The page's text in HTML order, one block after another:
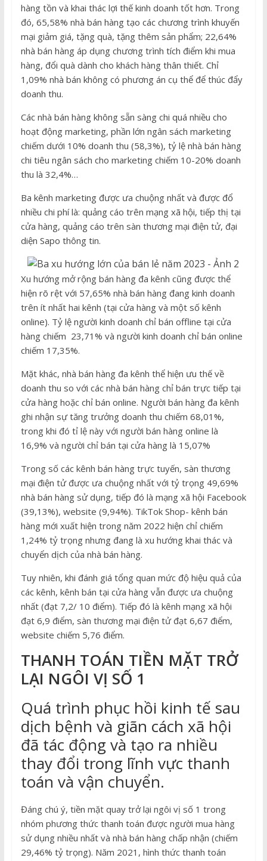
hàng tồn và khai thác lợi thế kinh doanh tốt hơn. Trong
đó, 65,58% nhà bán hàng tạo các chương trình khuyến
mại giảm giá, tặng quà, tặng thêm sản phẩm; 22,64%
nhà bán hàng áp dụng chương trình tích điểm khi mua
hàng, đổi quà dành cho khách hàng thân thiết. Chỉ
1,09% nhà bán không có phương án cụ thể để thúc đẩy
doanh thu.
Các nhà bán hàng không sẵn sàng chi quá nhiều cho
hoạt động marketing, phần lớn ngân sách marketing
chiếm dưới 10% doanh thu (58,3%), tỷ lệ nhà bán hàng
chi tiêu ngân sách cho marketing chiếm 10-20% doanh
thu là 32,4%…
Ba kênh marketing được ưa chuộng nhất và được đổ
nhiều chi phí là: quảng cáo trên mạng xã hội, tiếp thị tại
cửa hàng, quảng cáo trên sàn thương mại điện tử, đại
diện Sapo thông tin.
Xu hướng mở rộng bán hàng đa kênh cũng được thể
hiện rõ rệt với 57,65% nhà bán hàng đang kinh doanh
trên ít nhất hai kênh (tại cửa hàng và một số kênh
online). Tỷ lệ người kinh doanh chỉ bán offline tại cửa
hàng chiếm 23,71% và người kinh doanh chỉ bán online
chiếm 17,35%.
Mặt khác, nhà bán hàng đa kênh thể hiện ưu thế về
doanh thu so với các nhà bán hàng chỉ bán trực tiếp tại
cửa hàng hoặc chỉ bán online. Người bán hàng đa kênh
ghi nhận sự tăng trưởng doanh thu chiếm 68,01%,
trong khi đó tỉ lệ này với người bán hàng online là
16,9% và người chỉ bán tại cửa hàng là 15,07%
Trong số các kênh bán hàng trực tuyến, sàn thương
mại điện tử được ưa chuộng nhất với tỷ trọng 49,69%
nhà bán hàng sử dụng, tiếp đó là mạng xã hội Facebook
(39,13%), website (9,94%). TikTok Shop- kênh bán
hàng mới xuất hiện trong năm 2022 hiện chỉ chiếm
1,24% tỷ trọng nhưng đang là xu hướng khai thác và
chuyển dịch của nhà bán hàng.
Tuy nhiên, khi đánh giá tổng quan mức độ hiệu quả của
các kênh, kênh bán tại cửa hàng vẫn được ưa chuộng
nhất (đạt 7,2/ 10 điểm). Tiếp đó là kênh mạng xã hội
đạt 6,9 điểm, sàn thương mại điện tử đạt 6,67 điểm,
website chiếm 5,76 điểm.
THANH TOÁN TIỀN MẶT TRỞ
LẠI NGÔI VỊ SỐ 1
Quá trình phục hồi kinh tế sau
dịch bệnh và giãn cách xã hội
đã tác động và tạo ra nhiều
thay đổi trong lĩnh vực thanh
toán và vận chuyển.
Đáng chú ý, tiền mặt quay trở lại ngôi vị số 1 trong
nhóm phương thức thanh toán được người mua hàng
sử dụng nhiều nhất và nhà bán hàng chấp nhận (chiếm
29,46% tỷ trọng). Năm 2021, hình thức thanh toán